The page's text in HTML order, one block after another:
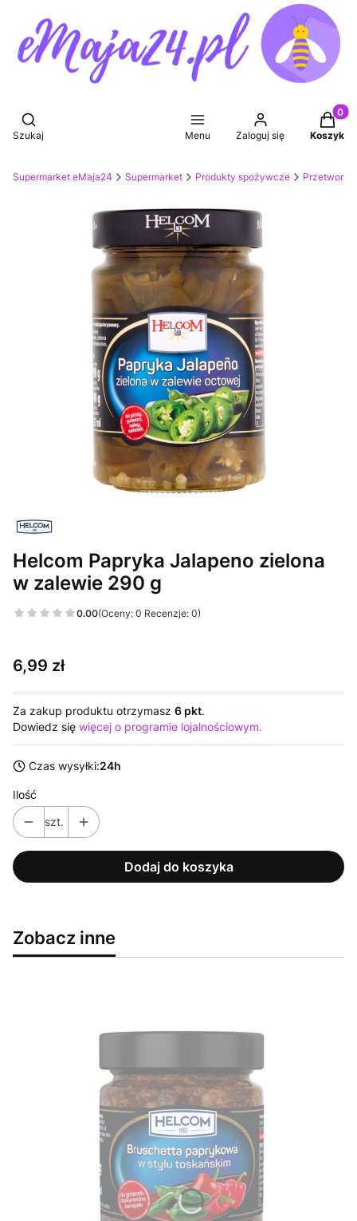
Otwórz wyszukiwarkę
Szukaj Menu Zaloguj się Koszyk
Supermarket eMaja24 Supermarket Produkty spożywcze Przetwory
Helcom Papryka Jalapeno zielona
w zalewie 290 g
0.00(Oceny: 0 Recenzje: 0)
Cena
6,99 zł
Za zakup produktu otrzymasz 6 pkt.
Dowiedz się więcej o programie lojalnościowym.
Czas wysyłki:24h
Ilość
szt.
Dodaj do koszyka
Zobacz inne